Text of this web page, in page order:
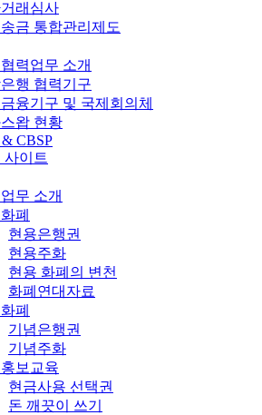
래심사
금 통합관리제도
력업무 소개
행 협력기구
융기구 및 국제회의체
왑 현황
CBSP
사이트
무 소개
폐
현용은행권
현용주화
현용 화폐의 변천
화폐연대자료
폐
기념은행권
기념주화
보교육
현금사용 선택권
돈 깨끗이 쓰기